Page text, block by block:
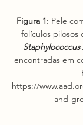
Figura 1: Pele
folículos pilosos
Staphylococcus
encontradas em
https://
-and-